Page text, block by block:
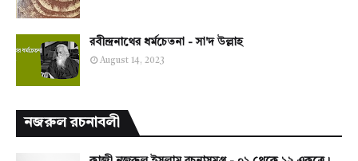
রবীন্দ্রনাথের ধর্মচেতনা - সা'দ উল্লাহ
August 14, 2023
নজরুল রচনাবলী